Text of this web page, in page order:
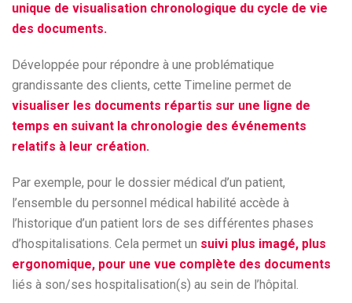
unique de visualisation chronologique du cycle de vie
des documents.
Développée pour répondre à une problématique
grandissante des clients, cette Timeline permet de
visualiser les documents répartis sur une ligne de
temps en suivant la chronologie des événements
relatifs à leur création.
Par exemple, pour le dossier médical d’un patient,
l’ensemble du personnel médical habilité accède à
l’historique d’un patient lors de ses différentes phases
d’hospitalisations. Cela permet un suivi plus imagé, plus
ergonomique, pour une vue complète des documents
liés à son/ses hospitalisation(s) au sein de l’hôpital.